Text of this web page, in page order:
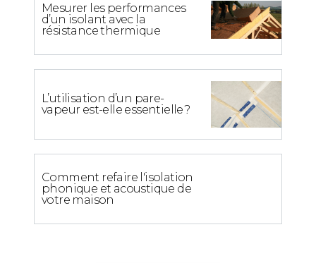
Mesurer les performances
d’un isolant avec la
résistance thermique
L’utilisation d’un pare-
vapeur est-elle essentielle ?
Comment refaire l'isolation
phonique et acoustique de
votre maison